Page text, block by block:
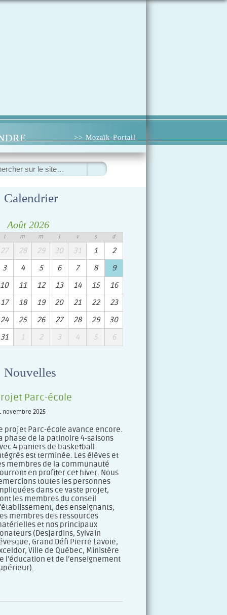
>> Mozaïk-Portail
Calendrier
Août 2026
l m m j v s d
27 28 29 30 31 1
2
3
4 5 6 7 8
9
10
11 12 13 14 15
16
17
18 19 20 21 22
23
24
25 26 27 28 29
30
31
1 2 3 4 5 6
Nouvelles
Parc-école
novembre 2025
projet Parc-école avance encore.
phase de la patinoire 4-saisons
4 paniers de basketball
est terminée. Les élèves et
membres de la communauté
en profiter cet hiver. Nous
toutes les personnes
dans ce vaste projet,
les membres du conseil
des enseignants,
membres des ressources
et nos principaux
(Desjardins, Sylvain
Grand Défi Pierre Lavoie,
Ville de Québec, Ministère
l’éducation et de l’enseignement